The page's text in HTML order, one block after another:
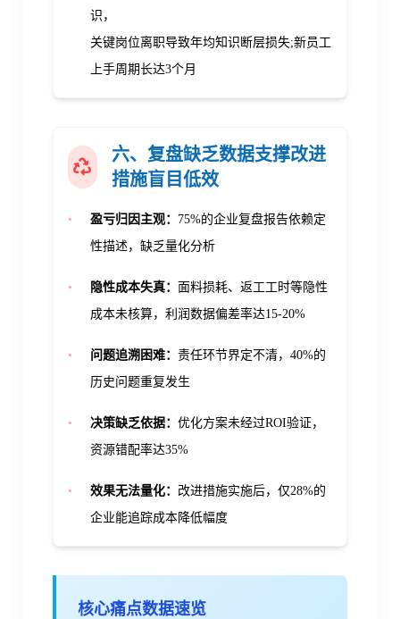
识，
关键岗位离职导致年均知识断层损失;新员工
上手周期长达3个月
六、复盘缺乏数据支撑改进
措施盲目低效
• 盈亏归因主观： 75%的企业复盘报告依赖定
性描述，缺乏量化分析
• 隐性成本失真： 面料损耗、返工工时等隐性
成本未核算，利润数据偏差率达15-20%
• 问题追溯困难： 责任环节界定不清， 40%的
历史问题重复发生
• 决策缺乏依据： 优化方案未经过ROI验证，
资源错配率达35%
• 效果无法量化： 改进措施实施后，仅28%的
企业能追踪成本降低幅度
核心痛点数据速览